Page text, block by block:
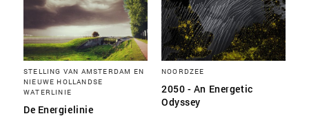
STELLING VAN AMSTERDAM EN
NIEUWE HOLLANDSE
WATERLINIE
De Energielinie
NOORDZEE
2050 - An Energetic
Odyssey